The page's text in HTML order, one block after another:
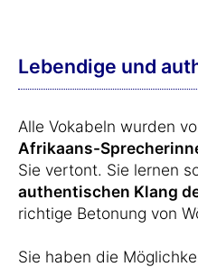
Lebendige und
Alle Vokabeln wurden
Afrikaans-
Sie vertont. Sie lernen
authentischen Klang
richtige Betonung von
Sie haben die